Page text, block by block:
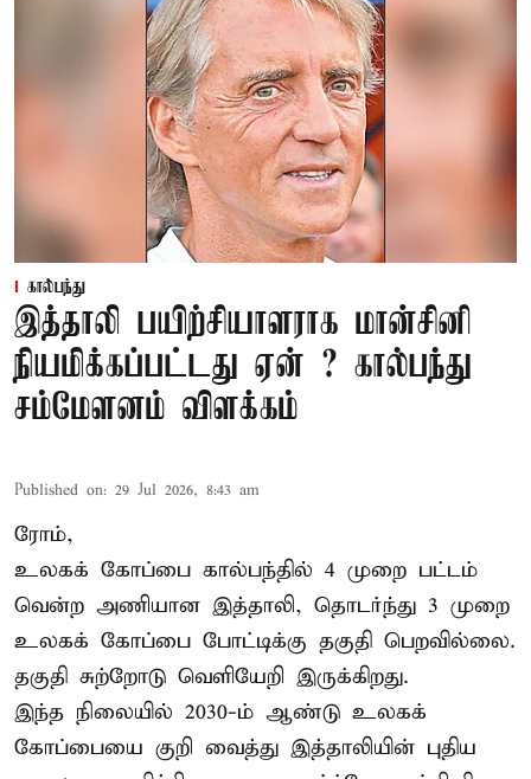
கால்பந்து
இத்தாலி பயிற்சியாளராக மான்சினி
நியமிக்கப்பட்டது ஏன் ? கால்பந்து
சம்மேளனம் விளக்கம்
Published on: 29 Jul 2026, 8:43 am
ரோம்,
உலகக் கோப்பை கால்பந்தில் 4 முறை பட்டம்
வென்ற அணியான இத்தாலி, தொடர்ந்து 3 முறை
உலகக் கோப்பை போட்டிக்கு தகுதி பெறவில்லை.
தகுதி சுற்றோடு வெளியேறி இருக்கிறது.
இந்த நிலையில் 2030-ம் ஆண்டு உலகக்
கோப்பையை குறி வைத்து இத்தாலியின் புதிய